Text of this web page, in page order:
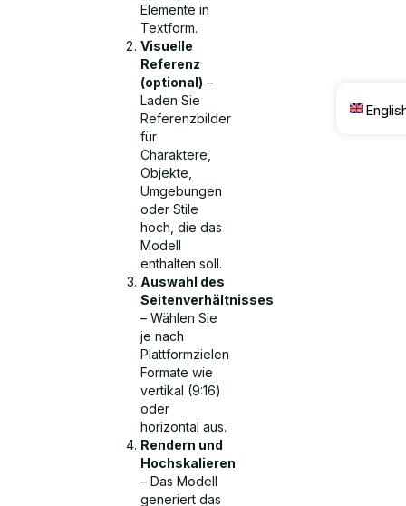
Elemente in
Textform.
Visuelle
Referenz
(optional) –
Laden Sie
Referenzbilder
für
Charaktere,
Objekte,
Umgebungen
oder Stile
hoch, die das
Modell
enthalten soll.
Auswahl des
Seitenverhältnisses
– Wählen Sie
je nach
Plattformzielen
Formate wie
vertikal (9:16)
oder
horizontal aus.
Rendern und
Hochskalieren
– Das Modell
generiert das